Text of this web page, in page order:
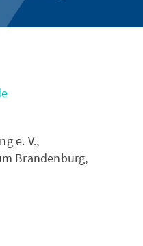
e. V.,
Brandenburg,